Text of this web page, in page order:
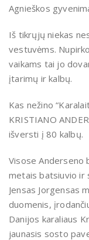
Agnieškos
Iš tikrųjų niekas
vestuvėms.
vaikams tai jo
įtarimų ir kalbų.
Kas nežino
KRISTIANO
išversti į 80 kalbų.
Visose Anderseno
metais batsiuvio ir
Jensas Jorgensas
duomenis,
Danijos karaliaus
jaunasis sosto